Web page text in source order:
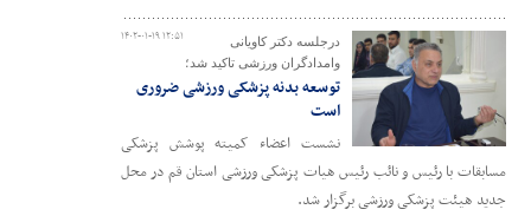
۱۴۰۲-۰۱-۱۹ ۱۲:۵۱
درجلسه دکتر کاویانی
وامدادگران ورزشی تاکید شد؛
توسعه بدنه پزشکی ورزشی ضروری
است
نشست اعضاء کمیته پوشش پزشکی
مسابقات با رئیس و نائب رئیس هیات پزشکی ورزشی استان قم در محل
جدید هیئت پزشکی ورزشی برگزار شد.